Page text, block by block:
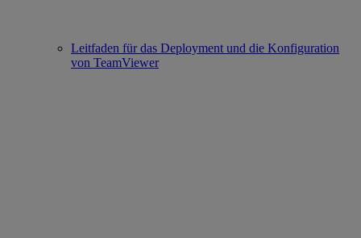
Leitfaden für das Deployment und die Konfiguration
von TeamViewer